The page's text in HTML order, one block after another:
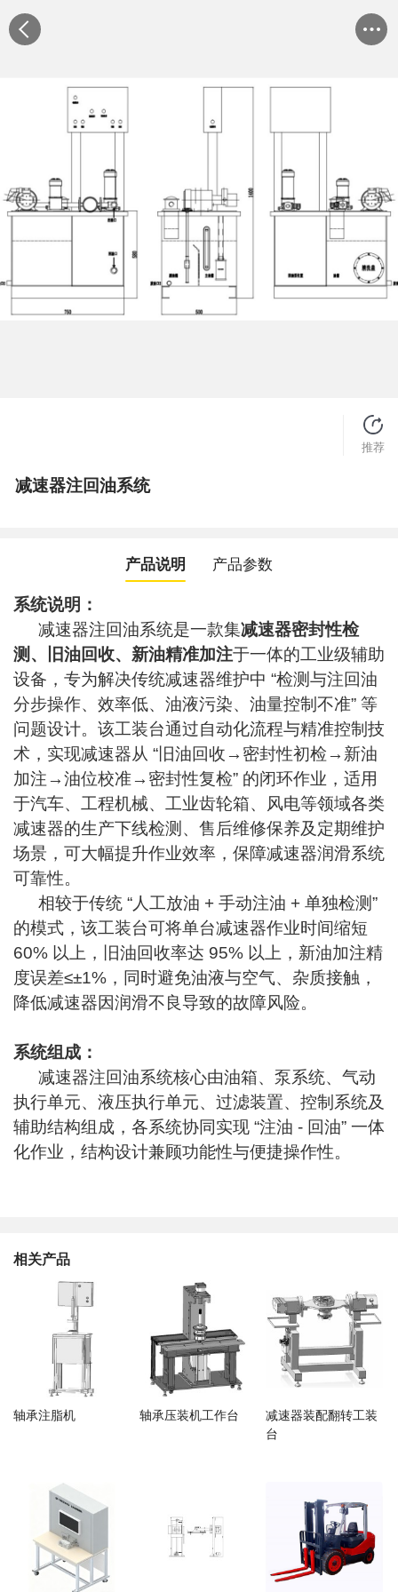
推荐
减速器注回油系统
产品说明 产品参数
系统说明：
减速器注回油系统是一款集减速器密封性检
测、旧油回收、新油精准加注于一体的工业级辅助
设备，专为解决传统减速器维护中 “检测与注回油
分步操作、效率低、油液污染、油量控制不准” 等
问题设计。该工装台通过自动化流程与精准控制技
术，实现减速器从 “旧油回收→密封性初检→新油
加注→油位校准→密封性复检” 的闭环作业，适用
于汽车、工程机械、工业齿轮箱、风电等领域各类
减速器的生产下线检测、售后维修保养及定期维护
场景，可大幅提升作业效率，保障减速器润滑系统
可靠性。
相较于传统 “人工放油 + 手动注油 + 单独检测”
的模式，该工装台可将单台减速器作业时间缩短
60% 以上，旧油回收率达 95% 以上，新油加注精
度误差≤±1%，同时避免油液与空气、杂质接触，
降低减速器因润滑不良导致的故障风险。
系统组成：
减速器注回油系统核心由油箱、泵系统、气动
执行单元、液压执行单元、过滤装置、控制系统及
辅助结构组成，各系统协同实现 “注油 - 回油” 一体
化作业，结构设计兼顾功能性与便捷操作性。
相关产品
轴承注脂机 轴承压装机工作台
减速器装配翻转工装
台